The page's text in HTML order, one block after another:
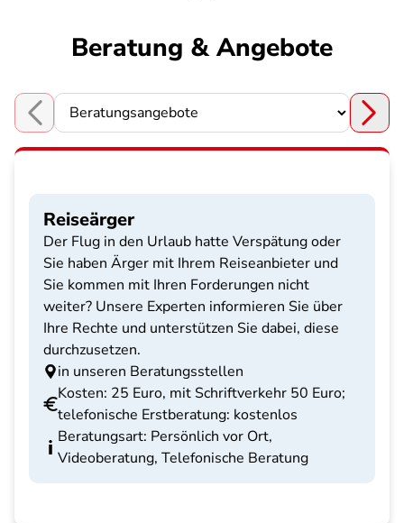
Beratung & Angebote
Choose a section
Reiseärger
Der Flug in den Urlaub hatte Verspätung oder
Sie haben Ärger mit Ihrem Reiseanbieter und
Sie kommen mit Ihren Forderungen nicht
weiter? Unsere Experten informieren Sie über
Ihre Rechte und unterstützen Sie dabei, diese
durchzusetzen.
in unseren Beratungsstellen
Kosten: 25 Euro, mit Schriftverkehr 50 Euro;
telefonische Erstberatung: kostenlos
Beratungsart: Persönlich vor Ort,
Videoberatung, Telefonische Beratung